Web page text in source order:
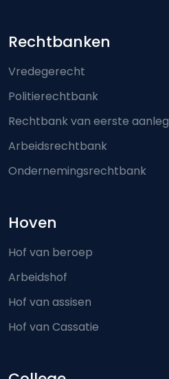
Footer-menu
Rechtbanken
Vredegerecht
Politierechtbank
Rechtbank van eerste aanleg
Arbeidsrechtbank
Ondernemingsrechtbank
Hoven
Hof van beroep
Arbeidshof
Hof van assisen
Hof van Cassatie